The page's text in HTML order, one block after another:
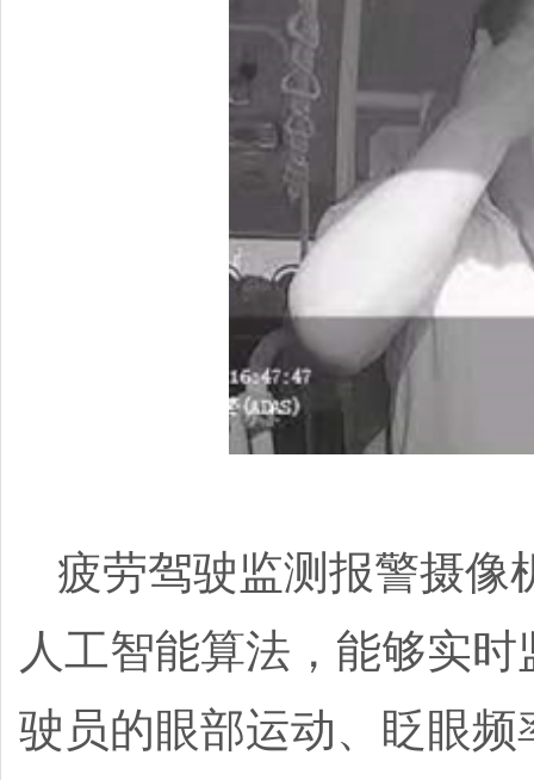
疲劳驾驶监测报警摄像
人工智能算法，能够实
驶员的眼部运动、眨眼